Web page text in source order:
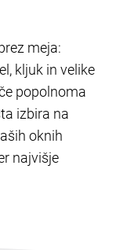
meja:
kljuk in velike
popolnoma
izbira na
oknih
najvišje